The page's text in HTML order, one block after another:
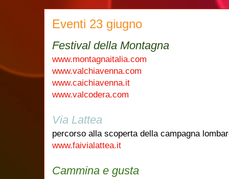
Eventi 23 giugno
Festival della Montagna
www.montagnaitalia.com
www.valchiavenna.com
www.caichiavenna.it
www.valcodera.com
Via Lattea
percorso alla scoperta della campagna
www.faivialattea.it
Cammina e gusta